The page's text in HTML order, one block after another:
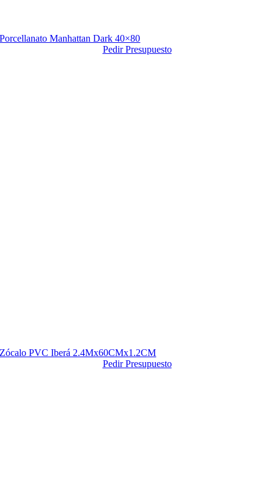
Porcellanato Manhattan Dark 40×80
Pedir Presupuesto
Zócalo PVC Iberá 2.4Mx60CMx1.2CM
Pedir Presupuesto